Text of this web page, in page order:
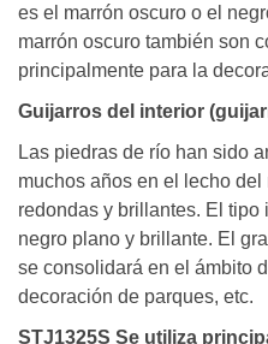
es el marrón oscuro o el
marrón oscuro también son
principalmente para la
Guijarros del interior
Las piedras de río han sido
muchos años en el lecho
redondas y brillantes. El
negro plano y brillante. El
se consolidará en el ámbito
decoración de parques, etc.
STJ1325S Se utiliza